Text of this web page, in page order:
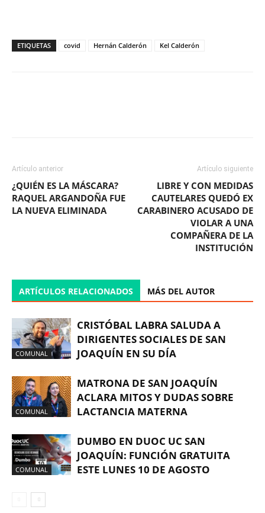
ETIQUETAS covid Hernán Calderón Kel Calderón
Artículo anterior
¿QUIÉN ES LA MÁSCARA?
RAQUEL ARGANDOÑA FUE
LA NUEVA ELIMINADA
Artículo siguiente
LIBRE Y CON MEDIDAS
CAUTELARES QUEDÓ EX
CARABINERO ACUSADO DE
VIOLAR A UNA
COMPAÑERA DE LA
INSTITUCIÓN
ARTÍCULOS RELACIONADOS MÁS DEL AUTOR
COMUNAL
CRISTÓBAL LABRA SALUDA A
DIRIGENTES SOCIALES DE SAN
JOAQUÍN EN SU DÍA
COMUNAL
MATRONA DE SAN JOAQUÍN
ACLARA MITOS Y DUDAS SOBRE
LACTANCIA MATERNA
COMUNAL
DUMBO EN DUOC UC SAN
JOAQUÍN: FUNCIÓN GRATUITA
ESTE LUNES 10 DE AGOSTO